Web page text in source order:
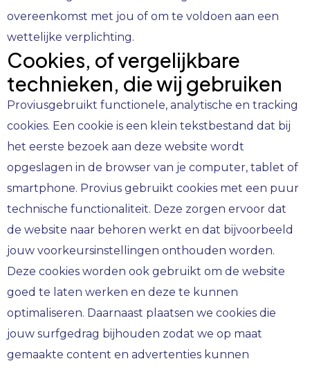
overeenkomst met jou of om te voldoen aan een
wettelijke verplichting.
Cookies, of vergelijkbare
technieken, die wij gebruiken
Proviusgebruikt functionele, analytische en tracking
cookies. Een cookie is een klein tekstbestand dat bij
het eerste bezoek aan deze website wordt
opgeslagen in de browser van je computer, tablet of
smartphone. Provius gebruikt cookies met een puur
technische functionaliteit. Deze zorgen ervoor dat
de website naar behoren werkt en dat bijvoorbeeld
jouw voorkeursinstellingen onthouden worden.
Deze cookies worden ook gebruikt om de website
goed te laten werken en deze te kunnen
optimaliseren. Daarnaast plaatsen we cookies die
jouw surfgedrag bijhouden zodat we op maat
gemaakte content en advertenties kunnen